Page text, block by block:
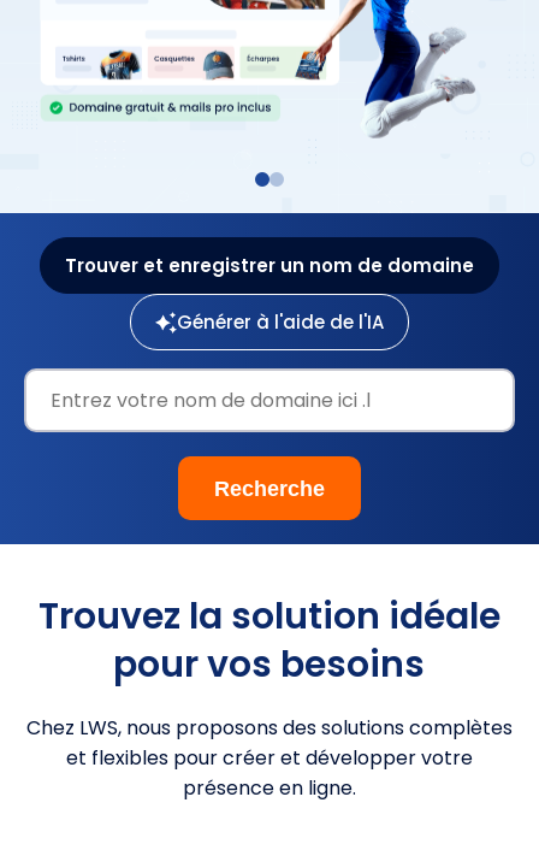
Trouver et enregistrer un nom de domaine
Générer à l'aide de l'IA
Trouvez la solution idéale
pour vos besoins
Chez LWS, nous proposons des solutions complètes
et flexibles pour créer et développer votre
présence en ligne.